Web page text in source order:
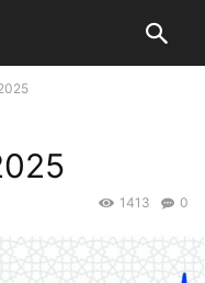
0
1413